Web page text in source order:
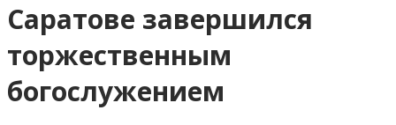
Саратове завершился
торжественным
богослужением